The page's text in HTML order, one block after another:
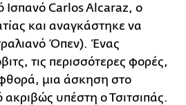
Ισπανό Carlos Alcaraz, ο
και αναγκάστηκε να
Όπεν). Ένας
τις περισσότερες φορές,
φθορά, μια άσκηση στο
υπέστη ο Τσιτσιπάς.